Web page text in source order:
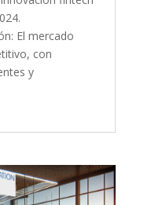
El mercado
con
y